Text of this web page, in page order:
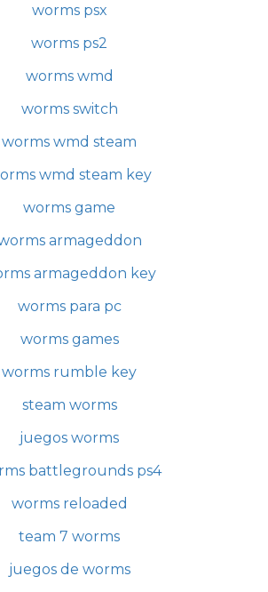
worms psx
worms ps2
worms wmd
worms switch
worms wmd steam
wmd steam key
worms game
armageddon
armageddon key
worms para pc
worms games
worms rumble key
steam worms
juegos worms
battlegrounds ps4
worms reloaded
team 7 worms
juegos de worms